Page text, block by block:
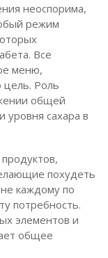
неоспорима,
режим
Все
меню,
цель. Роль
общей
уровня сахара в
похудеть
каждому по
потребность.
элементов и
общее